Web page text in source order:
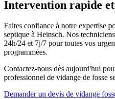
Intervention rapide
Faites confiance à notre expertise
septique à Heinsch. Nos
24h/24 et 7j/7 pour toutes vos
programmées.
Contactez-nous dès aujourd'hui
professionnel de vidange de fosse
Demander un devis de vidange